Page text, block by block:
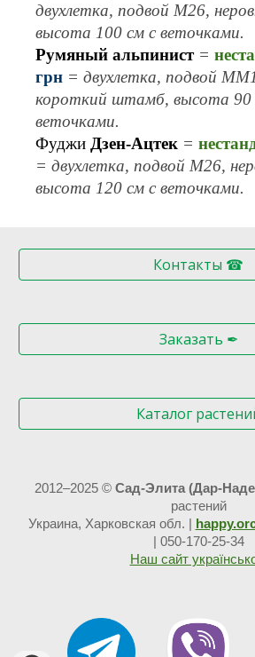
двухлетка, подвой М26,
высота 100 см с веточками.
Румяный альпинист=
грн = двухлетка, подвой М
короткий штамб, высота90
веточками.
Фуджи Дзен-Ацтек =
= двухлетка, подвой М26,
высота 120 см с веточками.
Контакты ☎
Заказать ✒
Каталог
2012–2025 © Сад-Элита (Дар-
растений
Украина, Харковская обл.
050-170-25-34
Наш сайт